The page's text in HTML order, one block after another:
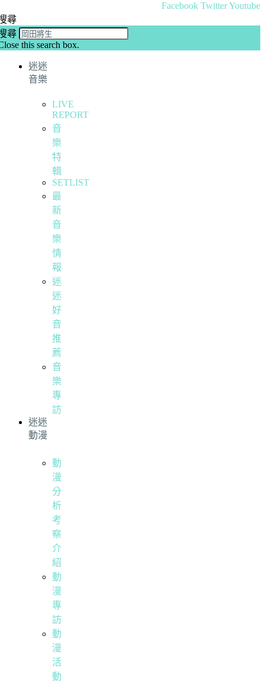
Facebook TwitterYoutube
尋
尋
this search box.
迷迷
音樂
LIVE
REPORT
音
樂
特
輯
SETLIST
最
新
音
樂
情
報
迷
迷
好
音
推
薦
音
樂
專
訪
迷迷
動漫
動
漫
分
析
考
察
介
紹
動
漫
專
訪
動
漫
活
動